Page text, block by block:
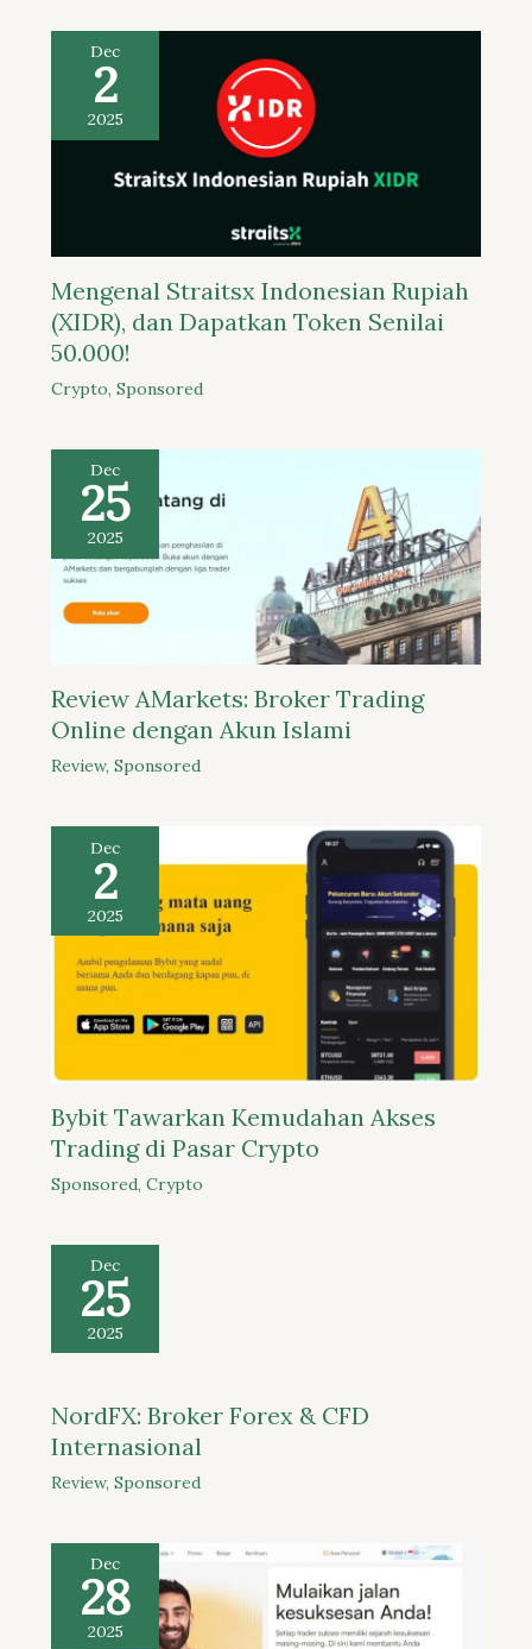
Dec
2
2025
Mengenal Straitsx Indonesian Rupiah
(XIDR), dan Dapatkan Token Senilai
50.000!
Crypto, Sponsored
Dec
25
2025
Review AMarkets: Broker Trading
Online dengan Akun Islami
Review, Sponsored
Dec
2
2025
Bybit Tawarkan Kemudahan Akses
Trading di Pasar Crypto
Sponsored, Crypto
Dec
25
2025
NordFX: Broker Forex & CFD
Internasional
Review, Sponsored
Dec
28
2025